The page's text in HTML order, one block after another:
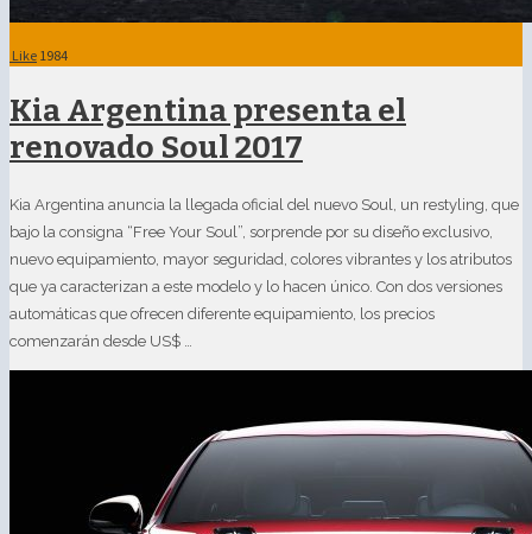
Like 1984
Kia Argentina presenta el
renovado Soul 2017
Kia Argentina anuncia la llegada oficial del nuevo Soul, un restyling, que
bajo la consigna “Free Your Soul”, sorprende por su diseño exclusivo,
nuevo equipamiento, mayor seguridad, colores vibrantes y los atributos
que ya caracterizan a este modelo y lo hacen único. Con dos versiones
automáticas que ofrecen diferente equipamiento, los precios
comenzarán desde US$ …